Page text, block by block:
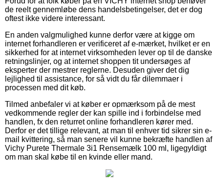
de reelt gennemløbe dens handelsbetingelser, det er dog
oftest ikke videre interessant.
En anden valgmulighed kunne derfor være at kigge om
internet forhandleren er verificeret af e-mærket, hvilket er en
sikkerhed for at internet virksomheden lever op til de danske
retningslinjer, og at internet shoppen tit undersøges af
eksperter der mestrer reglerne. Desuden giver det dig
lejlighed til assistance, for så vidt du får dilemmaer i
processen med dit køb.
Tilmed anbefaler vi at køber er opmærksom på de mest
vedkommende regler der kan spille ind i forbindelse med
handlen, fx den returret online forhandleren kører med.
Derfor er det tillige relevant, at man til enhver tid sikrer sin e-
mail kvittering, så man senere vil kunne bekræfte handlen af
Vichy Purete Thermale 3i1 Rensemælk 100 ml, ligegyldigt
om man skal købe til en kvinde eller mand.